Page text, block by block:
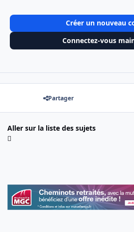
Créer un nouveau
Connectez-vous
Partager
Aller sur la liste des sujets